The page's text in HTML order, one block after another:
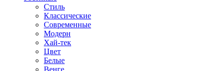
Стиль
Классические
Современные
Модерн
Хай-тек
Цвет
Белые
Венге